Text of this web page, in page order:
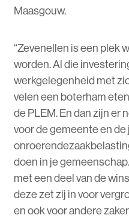
Maasgouw.
“Zevenellen is een plek
worden. Al die
werkgelegenheid met
velen een boterham
de PLEM. En dan zijn er
voor de gemeente en de
doen in je
met een deel van de
deze zet zij in voor
en ook voor andere